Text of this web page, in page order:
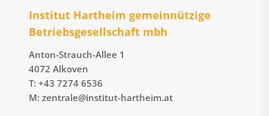
Institut Hartheim gemeinnützige
Betriebs­gesellschaft mbh
Anton-Strauch-Allee 1
4072 Alkoven
T: +43 7274 6536
M: zentrale@institut-hartheim.at